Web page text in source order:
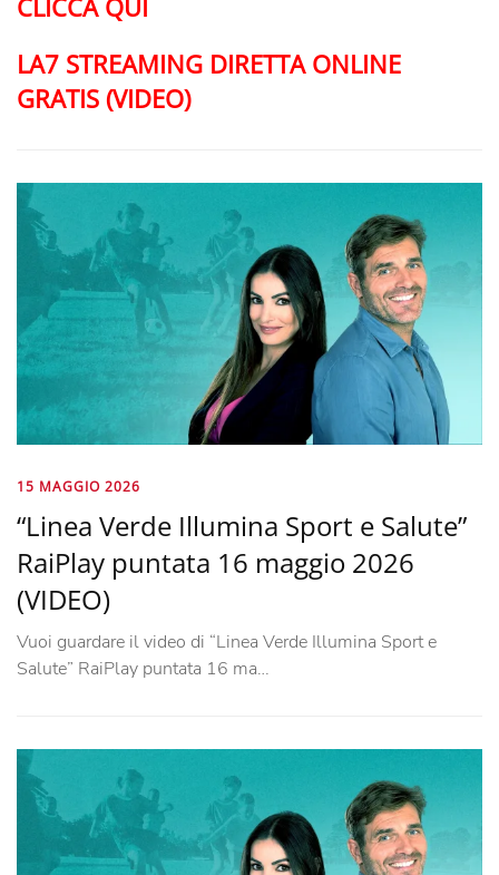
LA7 STREAMING DIRETTA ONLINE
GRATIS (VIDEO)
15 MAGGIO 2026
“Linea Verde Illumina Sport e Salute”
RaiPlay puntata 16 maggio 2026
(VIDEO)
Vuoi guardare il video di “Linea Verde Illumina Sport e
Salute” RaiPlay puntata 16 ma…